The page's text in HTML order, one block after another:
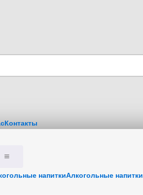
Контакты
напиткиАлкогольные напитки